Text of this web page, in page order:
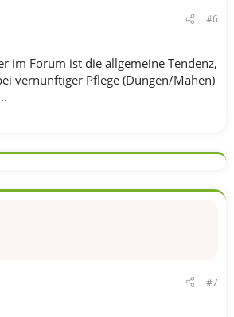
#6
im Forum ist die allgemeine Tendenz,
vernünftiger Pflege (Düngen/Mähen)
#7